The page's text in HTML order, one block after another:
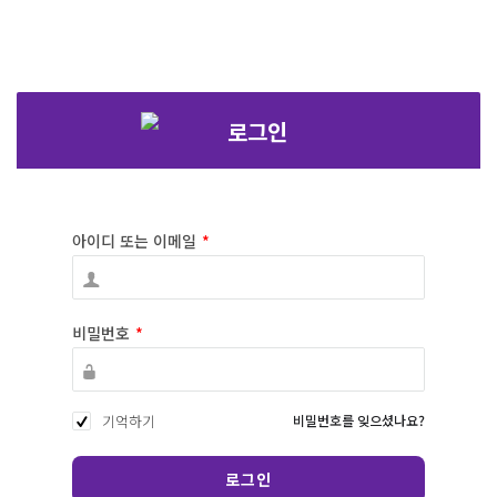
아이디 또는 이메일 *
비밀번호 *
기억하기 비밀번호를 잊으셨나요?